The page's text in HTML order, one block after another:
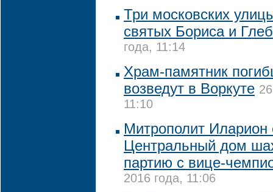
Три московских
святых Бориса и
года, 11:14
Храм-памятник
возведут в Воркуте
11:10
Митрополит Иларион
Центральный дом
партию с вице-
2016 года, 11:06